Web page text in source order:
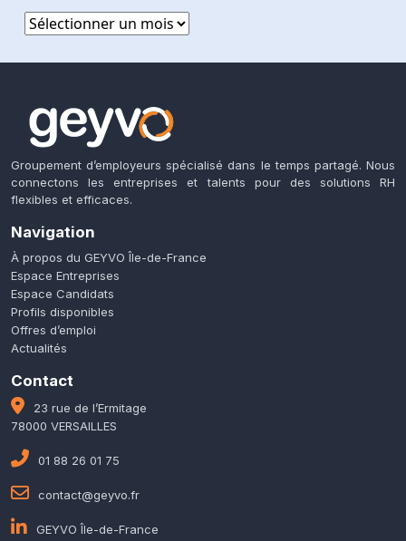
Archives
Groupement d’employeurs spécialisé dans le temps partagé. Nous
connectons les entreprises et talents pour des solutions RH
flexibles et efficaces.
Navigation
À propos du GEYVO Île-de-France
Espace Entreprises
Espace Candidats
Profils disponibles
Offres d’emploi
Actualités
Contact
23 rue de l’Ermitage
78000 VERSAILLES
01 88 26 01 75
contact@geyvo.fr
GEYVO Île-de-France